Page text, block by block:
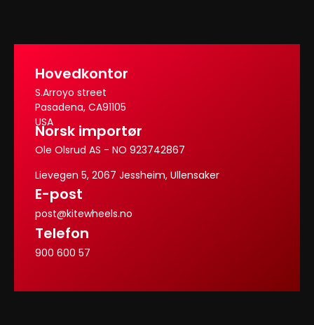
Hovedkontor
S.Arroyo street
Pasadena, CA91105
USA
Norsk importør
Ole Olsrud AS - NO 923742867
Lievegen 5, 2067 Jessheim, Ullensaker
E-post
post@kitewheels.no
Telefon
900 600 57